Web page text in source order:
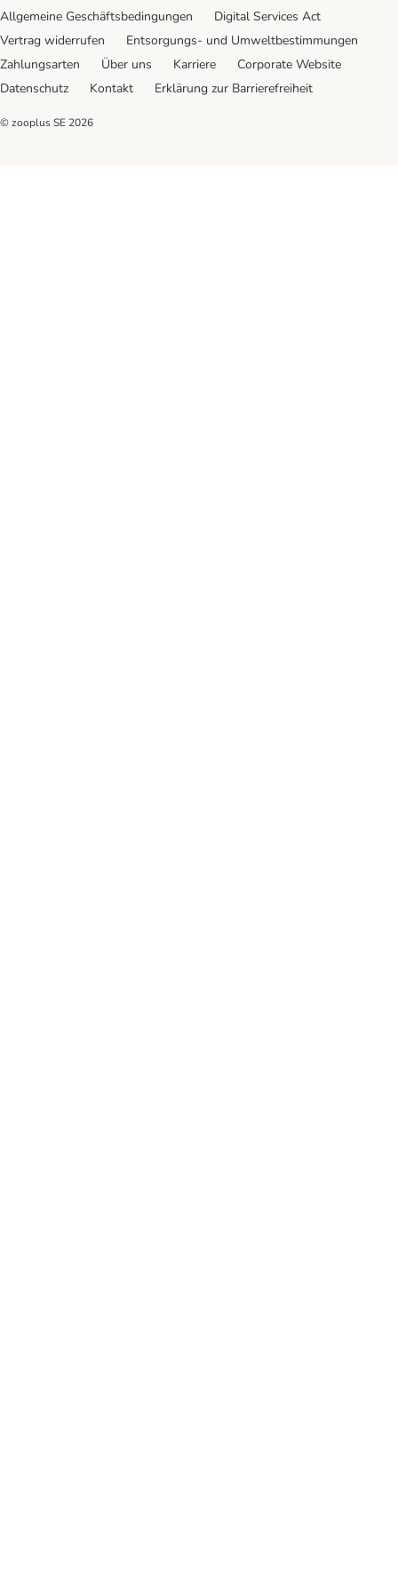
Allgemeine Geschäftsbedingungen
Digital Services Act
Vertrag widerrufen
Entsorgungs- und Umweltbestimmungen
Zahlungsarten
Über uns Karriere
Corporate Website
Datenschutz
Kontakt Erklärung zur Barrierefreiheit
© zooplus SE 2026